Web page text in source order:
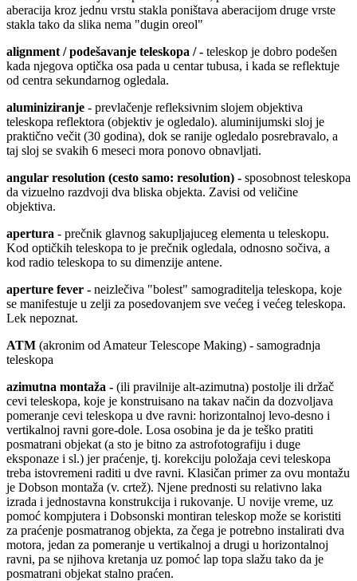
aberacija kroz jednu vrstu stakla poništava aberacijom druge vrste
stakla tako da slika nema "dugin oreol"
alignment / podešavanje teleskopa / - teleskop je dobro podešen
kada njegova optička osa pada u centar tubusa, i kada se reflektuje
od centra sekundarnog ogledala.
aluminiziranje - prevlačenje refleksivnim slojem objektiva
teleskopa reflektora (objektiv je ogledalo). aluminijumski sloj je
praktično večit (30 godina), dok se ranije ogledalo posrebravalo, a
taj sloj se svakih 6 meseci mora ponovo obnavljati.
angular resolution (cesto samo: resolution) - sposobnost teleskopa
da vizuelno razdvoji dva bliska objekta. Zavisi od veličine
objektiva.
apertura - prečnik glavnog sakupljajuceg elementa u teleskopu.
Kod optičkih teleskopa to je prečnik ogledala, odnosno sočiva, a
kod radio teleskopa to su dimenzije antene.
aperture fever - neizlečiva "bolest" samograditelja teleskopa, koje
se manifestuje u zelji za posedovanjem sve većeg i većeg teleskopa.
Lek nepoznat.
ATM (akronim od Amateur Telescope Making) - samogradnja
teleskopa
azimutna montaža - (ili pravilnije alt-azimutna) postolje ili držač
cevi teleskopa, koje je konstruisano na takav način da dozvoljava
pomeranje cevi teleskopa u dve ravni: horizontalnoj levo-desno i
vertikalnoj ravni gore-dole. Losa osobina je da je teško pratiti
posmatrani objekat (a sto je bitno za astrofotografiju i duge
eksponaze i sl.) jer praćenje, tj. korekciju položaja cevi teleskopa
treba istovremeni raditi u dve ravni. Klasičan primer za ovu montažu
je Dobson montaža (v. crtež). Njene prednosti su relativno laka
izrada i jednostavna konstrukcija i rukovanje. U novije vreme, uz
pomoć kompjutera i Dobsonski montiran teleskop može se koristiti
za praćenje posmatranog objekta, za čega je potrebno instalirati dva
motora, jedan za pomeranje u vertikalnoj a drugi u horizontalnoj
ravni, pa se njihova kretanja uz pomoć lap topa slažu tako da je
posmatrani objekat stalno praćen.